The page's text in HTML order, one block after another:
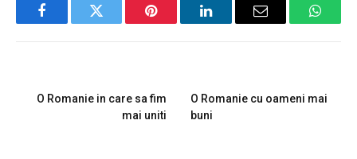
FacebookTwitter Pinterest LinkedInEmail
O Romanie in care sa fim
mai uniti
O Romanie cu oameni mai
buni